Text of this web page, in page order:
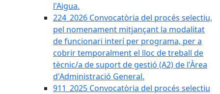
l'Aigua.
224_2026 Convocatòria del procés selectiu,
pel nomenament mitjançant la modalitat
de funcionari interí per programa, per a
cobrir temporalment el lloc de treball de
tècnic/a de suport de gestió (A2) de l'Àrea
d'Administració General.
911_2025 Convocatòria del procés selectiu